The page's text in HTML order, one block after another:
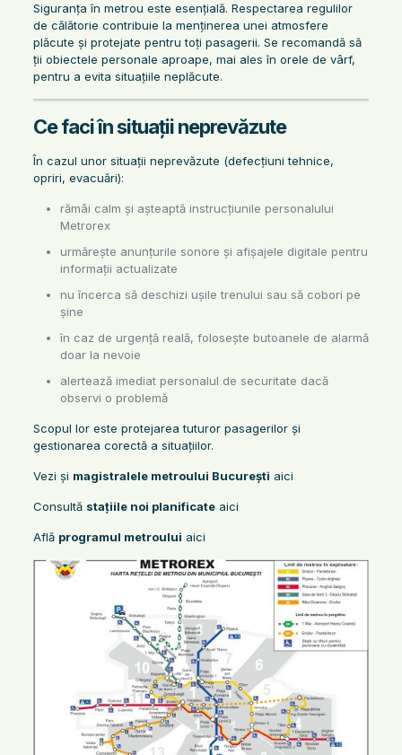
Siguranța în metrou este esențială. Respectarea regulilor
de călătorie contribuie la menținerea unei atmosfere
plăcute și protejate pentru toți pasagerii. Se recomandă să
ții obiectele personale aproape, mai ales în orele de vârf,
pentru a evita situațiile neplăcute.
Ce faci în situații neprevăzute
În cazul unor situații neprevăzute (defecțiuni tehnice,
opriri, evacuări):
rămâi calm și așteaptă instrucțiunile personalului
Metrorex
urmărește anunțurile sonore și afișajele digitale pentru
informații actualizate
nu încerca să deschizi ușile trenului sau să cobori pe
șine
în caz de urgență reală, folosește butoanele de alarmă
doar la nevoie
alertează imediat personalul de securitate dacă
observi o problemă
Scopul lor este protejarea tuturor pasagerilor și
gestionarea corectă a situațiilor.
Vezi și magistralele metroului București aici
Consultă stațiile noi planificateaici
Află programul metroului aici